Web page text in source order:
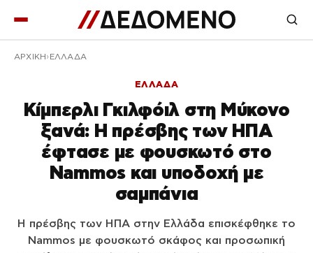
ΑΡΧΙΚΉ ΕΛΛΑΔΑ
ΕΛΛΑΔΑ
Κίμπερλι Γκιλφόιλ στη Μύκονο
ξανά: Η πρέσβης των ΗΠΑ
έφτασε με φουσκωτό στο
Nammos και υποδοχή με
σαμπάνια
Η πρέσβης των ΗΠΑ στην Ελλάδα επισκέφθηκε το
Nammos με φουσκωτό σκάφος και προσωπική